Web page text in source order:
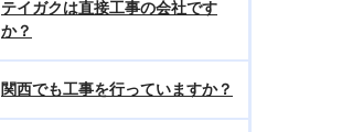
テイガクは直接工事の会社です
か？
関西でも工事を行っていますか？